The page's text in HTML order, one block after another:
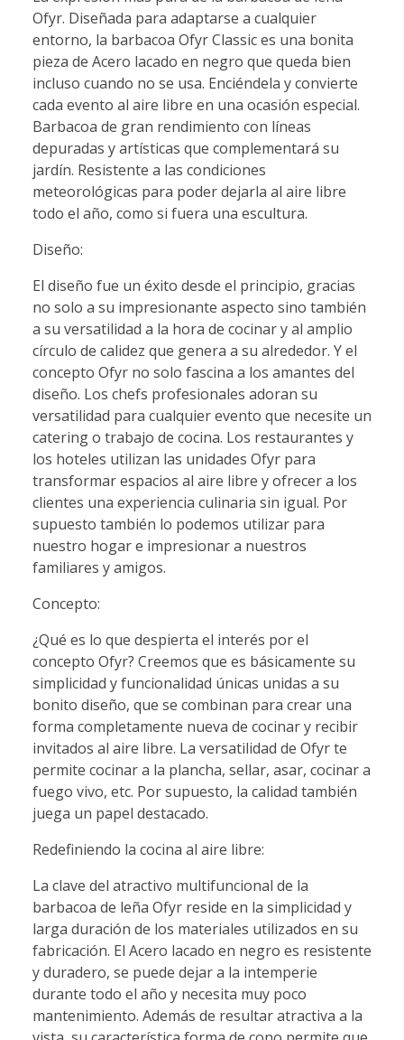
Ofyr. Diseñada para adaptarse a cualquier
entorno, la barbacoa Ofyr Classic es una bonita
pieza de Acero lacado en negro que queda bien
incluso cuando no se usa. Enciéndela y convierte
cada evento al aire libre en una ocasión especial.
Barbacoa de gran rendimiento con líneas
depuradas y artísticas que complementará su
jardín. Resistente a las condiciones
meteorológicas para poder dejarla al aire libre
todo el año, como si fuera una escultura.
Diseño:
El diseño fue un éxito desde el principio, gracias
no solo a su impresionante aspecto sino también
a su versatilidad a la hora de cocinar y al amplio
círculo de calidez que genera a su alrededor. Y el
concepto Ofyr no solo fascina a los amantes del
diseño. Los chefs profesionales adoran su
versatilidad para cualquier evento que necesite un
catering o trabajo de cocina. Los restaurantes y
los hoteles utilizan las unidades Ofyr para
transformar espacios al aire libre y ofrecer a los
clientes una experiencia culinaria sin igual. Por
supuesto también lo podemos utilizar para
nuestro hogar e impresionar a nuestros
familiares y amigos.
Concepto:
¿Qué es lo que despierta el interés por el
concepto Ofyr? Creemos que es básicamente su
simplicidad y funcionalidad únicas unidas a su
bonito diseño, que se combinan para crear una
forma completamente nueva de cocinar y recibir
invitados al aire libre. La versatilidad de Ofyr te
permite cocinar a la plancha, sellar, asar, cocinar a
fuego vivo, etc. Por supuesto, la calidad también
juega un papel destacado.
Redefiniendo la cocina al aire libre:
La clave del atractivo multifuncional de la
barbacoa de leña Ofyr reside en la simplicidad y
larga duración de los materiales utilizados en su
fabricación. El Acero lacado en negro es resistente
y duradero, se puede dejar a la intemperie
durante todo el año y necesita muy poco
mantenimiento. Además de resultar atractiva a la